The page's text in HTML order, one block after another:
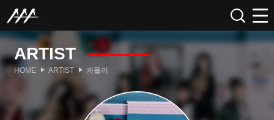
ARTIST
HOME ARTIST 케플러